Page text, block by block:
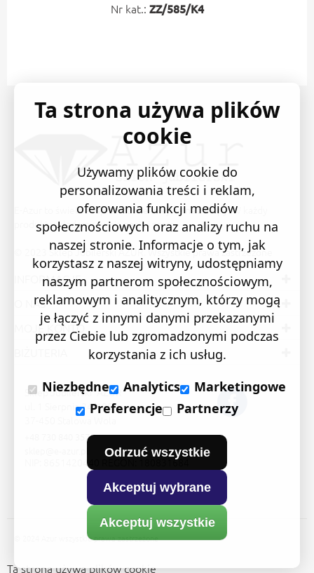
Nr kat.: ZZ/585/K4
E-Azur to świetne i sprawdzone miejsce na zakupy. W każdy
produkt wkładamy swoją pasję i serce.
© 2023 Sklep Jubilerski AZUR. Wszystkie prawa zastrzeżone
INFORMACJE
O NAS
MOJE KONTO
Sklep Jubilerski "AZUR"
ul. 1 Sierpnia 24/105
37-450 Stalowa Wola
+48 730 840 357
NIP: 8651420440 REGON: 180831684
© 2024 Azur wszystkie prawa zastrzeżone
Ta strona używa plików
cookie
Używamy plików cookie do
personalizowania treści i reklam,
oferowania funkcji mediów
społecznościowych oraz analizy ruchu na
naszej stronie. Informacje o tym, jak
korzystasz z naszej witryny, udostępniamy
naszym partnerom społecznościowym,
reklamowym i analitycznym, którzy mogą
je łączyć z innymi danymi przekazanymi
przez Ciebie lub zgromadzonymi podczas
korzystania z ich usług.
Niezbędne
Analytics
Marketingowe
Preferencje
Partnerzy
Odrzuć wszystkie
Akceptuj wybrane
Akceptuj wszystkie
Ta strona używa plików cookie